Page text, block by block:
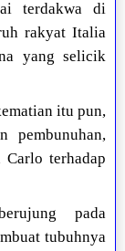
terdakwa di
rakyat Italia
yang selicik
itu pun,
pembunuhan,
terhadap
pada
tubuhnya